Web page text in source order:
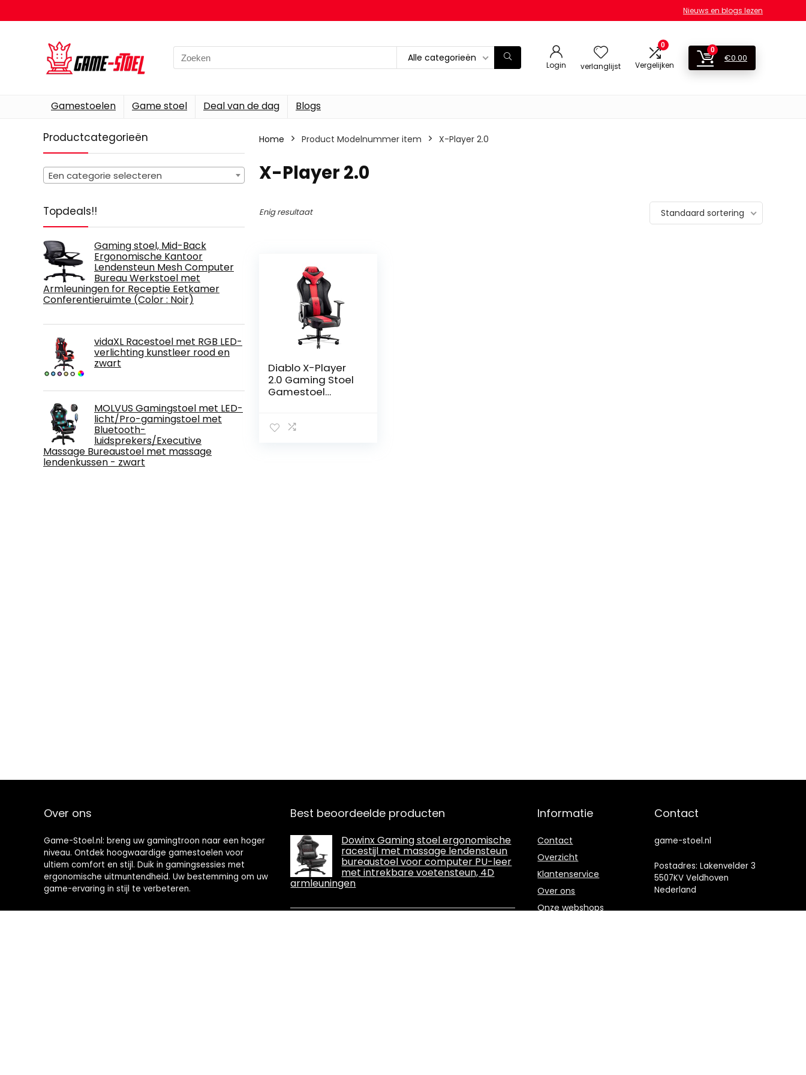
Nieuws en blogs lezen
Search
for:
Alle categorieën
Login verlanglijst
0
Vergelijken
0
€0.00
Gamestoelen Game stoel Deal van de dag Blogs
Productcategorieën
Een categorie selecteren
Topdeals!!
Gaming stoel, Mid-Back
Ergonomische Kantoor
Lendensteun Mesh Computer
Bureau Werkstoel met
Armleuningen for Receptie Eetkamer
Conferentieruimte (Color : Noir)
vidaXL Racestoel met RGB LED-
verlichting kunstleer rood en
zwart
MOLVUS Gamingstoel met LED-
licht/Pro-gamingstoel met
Bluetooth-
luidsprekers/Executive
Massage Bureaustoel met massage
lendenkussen - zwart
Home Product Modelnummer item ‎X-Player 2.0
‎X-Player 2.0
Enig resultaat Standaard sortering
Diablo X-Player
2.0 Gaming Stoel
Gamestoel
Stof Ergonomisch
Over ons
Game-Stoel.nl: breng uw gamingtroon naar een hoger
niveau. Ontdek hoogwaardige gamestoelen voor
ultiem comfort en stijl. Duik in gamingsessies met
ergonomische uitmuntendheid. Uw bestemming om uw
game-ervaring in stijl te verbeteren.
Best beoordeelde producten
Dowinx Gaming stoel ergonomische
racestijl met massage lendensteun
bureaustoel voor computer PU-leer
met intrekbare voetensteun, 4D
armleuningen
Informatie
Contact
Overzicht
Klantenservice
Over ons
Onze webshops
Contact
game-stoel.nl
Postadres: Lakenvelder 3
5507KV Veldhoven
Nederland